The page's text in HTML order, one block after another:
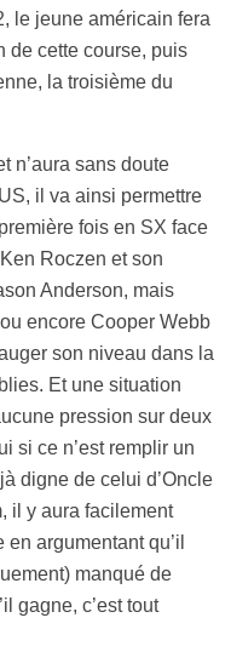
le jeune américain fera
de cette course, puis
la troisième du
n’aura sans doute
il va ainsi permettre
fois en SX face
Roczen et son
Anderson, mais
encore Cooper Webb
son niveau dans la
Et une situation
pression sur deux
si ce n’est remplir un
digne de celui d’Oncle
il y aura facilement
argumentant qu’il
manqué de
gagne, c’est tout